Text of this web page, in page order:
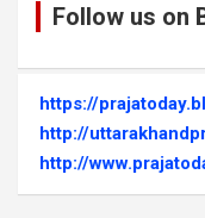
Follow us on
https://
http://
http://